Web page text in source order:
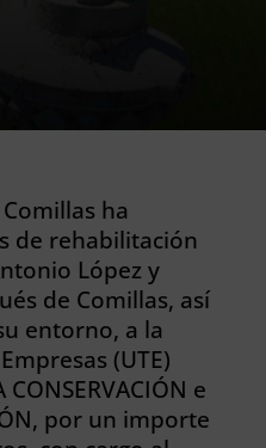
ha
de rehabilitación
López y
de Comillas, así
entorno, a la
(UTE)
e
por un importe